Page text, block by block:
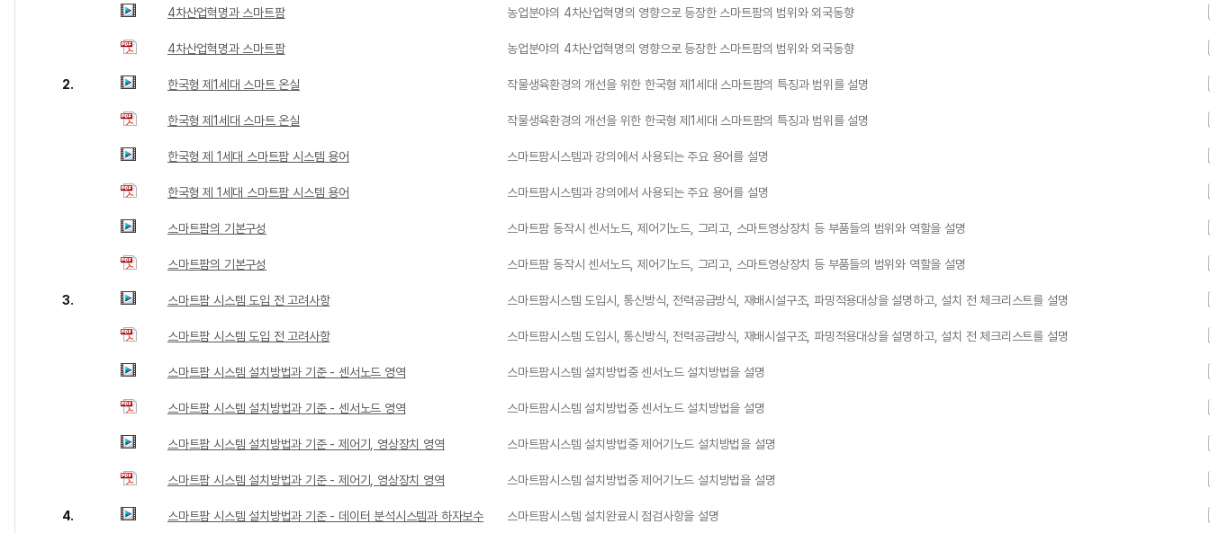
4차산업혁명과 스마트팜 농업분야의 4차산업혁명의 영향으로 등장한 스마트팜의 범위와 외국동향
4차산업혁명과 스마트팜 농업분야의 4차산업혁명의 영향으로 등장한 스마트팜의 범위와 외국동향
2. 한국형 제1세대 스마트 온실 작물생육환경의 개선을 위한 한국형 제1세대 스마트팜의 특징과 범위를 설명
한국형 제1세대 스마트 온실 작물생육환경의 개선을 위한 한국형 제1세대 스마트팜의 특징과 범위를 설명
한국형 제 1세대 스마트팜 시스템 용어 스마트팜시스템과 강의에서 사용되는 주요 용어를 설명
한국형 제 1세대 스마트팜 시스템 용어 스마트팜시스템과 강의에서 사용되는 주요 용어를 설명
스마트팜의 기본구성 스마트팜 동작시 센서노드, 제어기노드, 그리고, 스마트영상장치 등 부품들의 범위와 역할을 설명
스마트팜의 기본구성 스마트팜 동작시 센서노드, 제어기노드, 그리고, 스마트영상장치 등 부품들의 범위와 역할을 설명
3. 스마트팜 시스템 도입 전 고려사항 스마트팜시스템 도입시, 통신방식, 전력공급방식, 재배시설구조, 파밍적용대상을 설명하고, 설치 전 체크리스트를 설명
스마트팜 시스템 도입 전 고려사항 스마트팜시스템 도입시, 통신방식, 전력공급방식, 재배시설구조, 파밍적용대상을 설명하고, 설치 전 체크리스트를 설명
스마트팜 시스템 설치방법과 기준 - 센서노드 영역 스마트팜시스템 설치방법중 센서노드 설치방법을 설명
스마트팜 시스템 설치방법과 기준 - 센서노드 영역 스마트팜시스템 설치방법중 센서노드 설치방법을 설명
스마트팜 시스템 설치방법과 기준 - 제어기, 영상장치 영역 스마트팜시스템 설치방법중 제어기노드 설치방법을 설명
스마트팜 시스템 설치방법과 기준 - 제어기, 영상장치 영역 스마트팜시스템 설치방법중 제어기노드 설치방법을 설명
4. 스마트팜 시스템 설치방법과 기준 - 데이터 분석시스템과 하자보수 스마트팜시스템 설치완료시 점검사항을 설명